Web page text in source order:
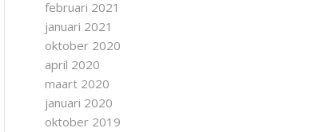
februari 2021
januari 2021
oktober 2020
april 2020
maart 2020
januari 2020
oktober 2019